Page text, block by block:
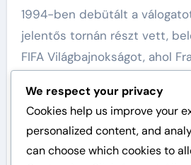
1994-ben debütált a
jelentős tornán részt vett,
FIFA Világbajnokságot, ahol
Európa-bajnoki szereplései
hírnevét, mint Franciaország
Nemzetközi karrierje során
We respect your privacy
Cookies help us improve your
personalized content, and
can choose which cookies to